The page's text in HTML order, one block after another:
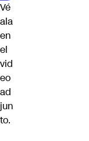
Vé
ala
en
el
vid
eo
ad
jun
to.